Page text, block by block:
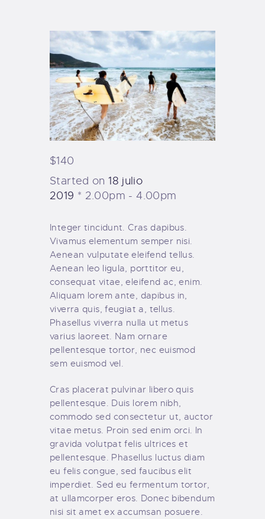
PEDIDOS
$140
Started on18 julio
2019
2.00pm - 4.00pm
Integer tincidunt. Cras dapibus.
Vivamus elementum semper nisi.
Aenean vulputate eleifend tellus.
Aenean leo ligula, porttitor eu,
consequat vitae, eleifend ac, enim.
Aliquam lorem ante, dapibus in,
viverra quis, feugiat a, tellus.
Phasellus viverra nulla ut metus
varius laoreet. Nam ornare
pellentesque tortor, nec euismod
sem euismod vel.
Cras placerat pulvinar libero quis
pellentesque. Duis lorem nibh,
commodo sed consectetur ut, auctor
vitae metus. Proin sed enim orci. In
gravida volutpat felis ultrices et
pellentesque. Phasellus luctus diam
eu felis congue, sed faucibus elit
imperdiet. Sed eu fermentum tortor,
at ullamcorper eros. Donec bibendum
nisi sit amet ex accumsan posuere.